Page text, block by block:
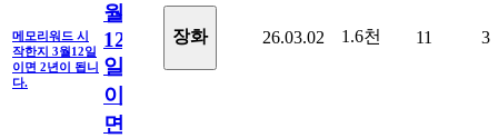
메모리워드 시
작한지 3월12일
이면 2년이 됩니
다.
월
12
일
이
면
장화 26.03.02 1.6천 11 3